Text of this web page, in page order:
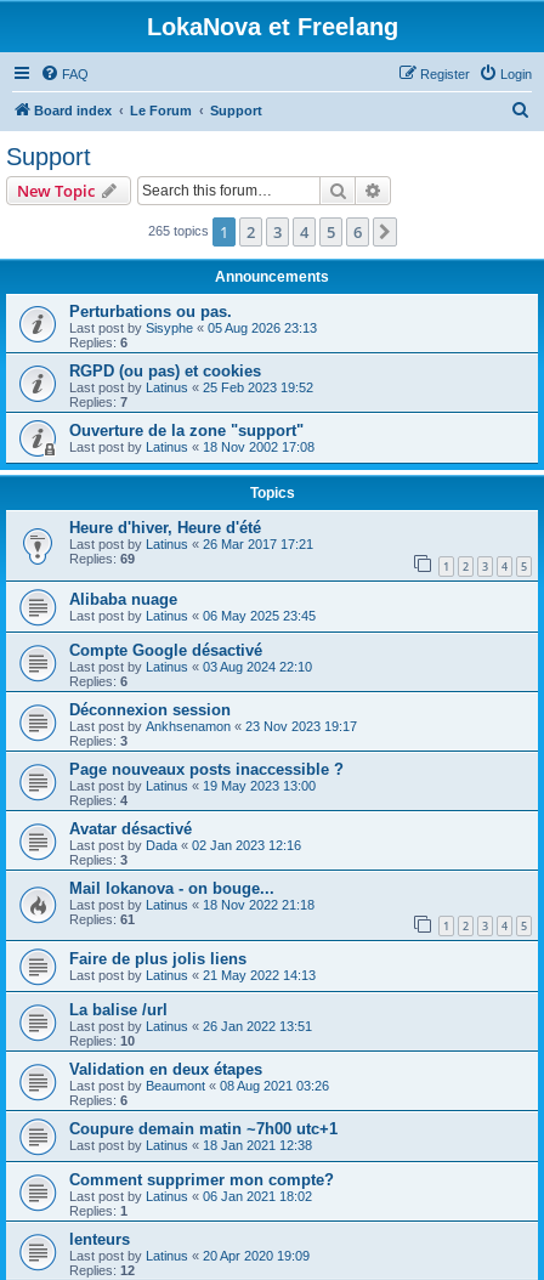
LokaNova et Freelang
FAQ Login
Register
Board index Le Forum Support
Support
New Topic Search
265 topics 1 2 3 4 5 6
Announcements
Perturbations ou pas.
Last post by Sisyphe « 05 Aug 2026 23:13
Replies: 6
RGPD (ou pas) et cookies
Last post by Latinus « 25 Feb 2023 19:52
Replies: 7
Ouverture de la zone "support"
Last post by Latinus « 18 Nov 2002 17:08
Topics
Heure d'hiver, Heure d'été
Last post by Latinus « 26 Mar 2017 17:21
Replies: 69 1 2 3 4 5
Alibaba nuage
Last post by Latinus « 06 May 2025 23:45
Compte Google désactivé
Last post by Latinus « 03 Aug 2024 22:10
Replies: 6
Déconnexion session
Last post by Ankhsenamon « 23 Nov 2023 19:17
Replies: 3
Page nouveaux posts inaccessible ?
Last post by Latinus « 19 May 2023 13:00
Replies: 4
Avatar désactivé
Last post by Dada « 02 Jan 2023 12:16
Replies: 3
Mail lokanova - on bouge...
Last post by Latinus « 18 Nov 2022 21:18
Replies: 61 1 2 3 4 5
Faire de plus jolis liens
Last post by Latinus « 21 May 2022 14:13
La balise /url
Last post by Latinus « 26 Jan 2022 13:51
Replies: 10
Validation en deux étapes
Last post by Beaumont « 08 Aug 2021 03:26
Replies: 6
Coupure demain matin ~7h00 utc+1
Last post by Latinus « 18 Jan 2021 12:38
Comment supprimer mon compte?
Last post by Latinus « 06 Jan 2021 18:02
Replies: 1
lenteurs
Last post by Latinus « 20 Apr 2020 19:09
Replies: 12